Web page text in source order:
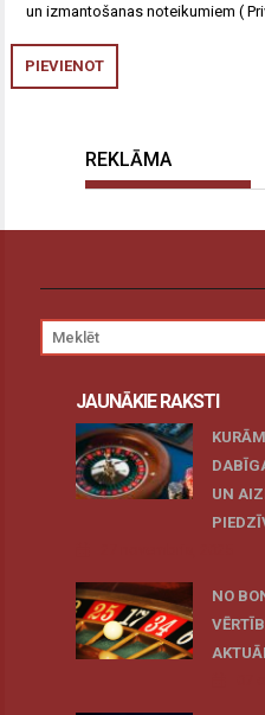
un izmantošanas noteikumiem (
REKLĀMA
JAUNĀKIE RAKSTI
UN
NO